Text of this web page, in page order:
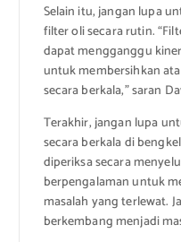
Selain itu, jangan lupa
filter oli secara rutin.
dapat mengganggu
untuk membersihkan
secara berkala,” saran
Terakhir, jangan lupa
secara berkala di
diperiksa secara
berpengalaman untuk
masalah yang terlewat.
berkembang menjadi